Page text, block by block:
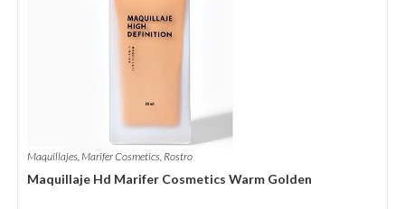
Maquillajes, Marifer Cosmetics, Rostro
Maquillaje Hd Marifer Cosmetics Warm Golden